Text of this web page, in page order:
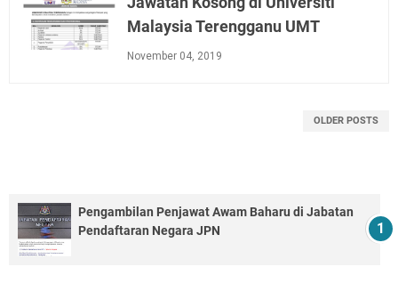
Malaysia Terengganu UMT
November 04, 2019
OLDER POSTS
Pengambilan Penjawat Awam Baharu di Jabatan
Pendaftaran Negara JPN